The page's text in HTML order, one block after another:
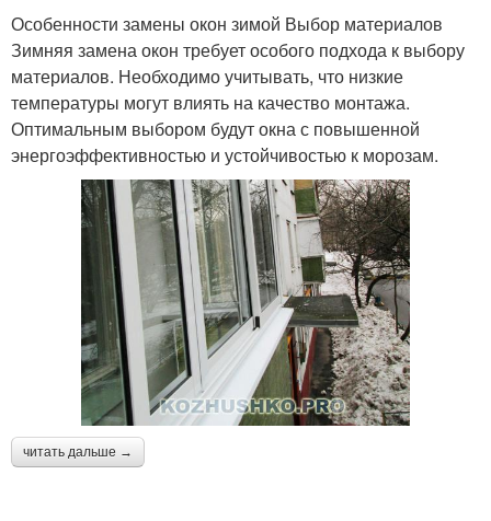
Особенности замены окон зимой Выбор материалов
Зимняя замена окон требует особого подхода к выбору
материалов. Необходимо учитывать, что низкие
температуры могут влиять на качество монтажа.
Оптимальным выбором будут окна с повышенной
энергоэффективностью и устойчивостью к морозам.
читать дальше →